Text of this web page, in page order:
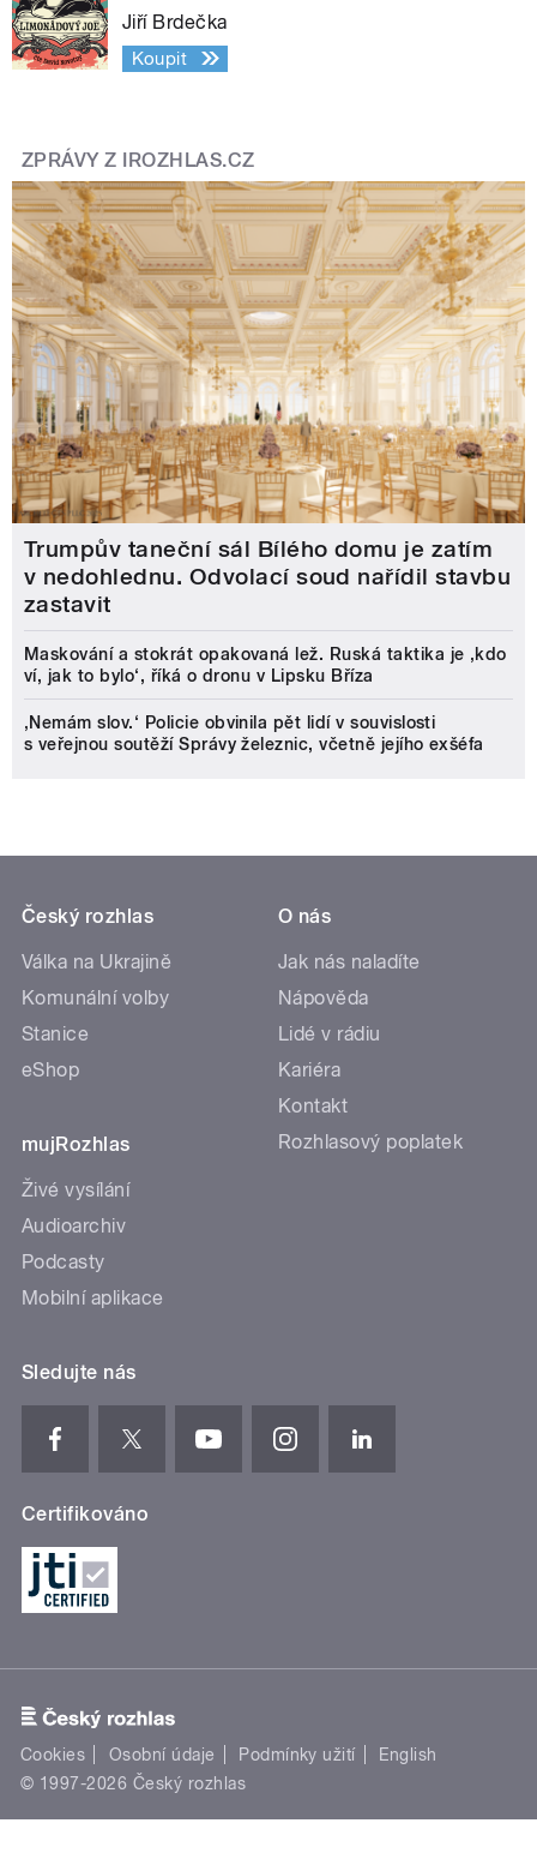
Jiří Brdečka
Koupit
ZPRÁVY Z IROZHLAS.CZ
Trumpův taneční sál Bílého domu je zatím
v nedohlednu. Odvolací soud nařídil stavbu
zastavit
Maskování a stokrát opakovaná lež. Ruská taktika je ‚kdo
ví, jak to bylo‘, říká o dronu v Lipsku Bříza
‚Nemám slov.‘ Policie obvinila pět lidí v souvislosti
s veřejnou soutěží Správy železnic, včetně jejího exšéfa
Český rozhlas
Válka na Ukrajině
Komunální volby
Stanice
eShop
mujRozhlas
Živé vysílání
Audioarchiv
Podcasty
Mobilní aplikace
O nás
Jak nás naladíte
Nápověda
Lidé v rádiu
Kariéra
Kontakt
Rozhlasový poplatek
Sledujte nás
Certifikováno
Cookies Osobní údaje Podmínky užití
English
© 1997-2026 Český rozhlas